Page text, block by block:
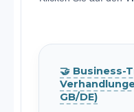
🤝 Business-
GB/DE)